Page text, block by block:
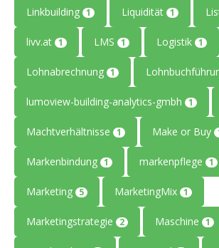
Linkbuilding 1 Liquidität 1
livv.at 1 LMS 1 Logistik 1
Lohnabrechnung 1
lumoview-building-analytics-gmbh 1
Machtverhältnisse 1 Make or Buy
Markenbindung 1 markenpflege 1
Marketing 5 MarketingMix 1
Marketingstrategie 2 Maschine 1